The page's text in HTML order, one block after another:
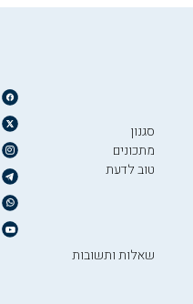
סגנון
מתכונים
טוב לדעת
שאלות ותשובות